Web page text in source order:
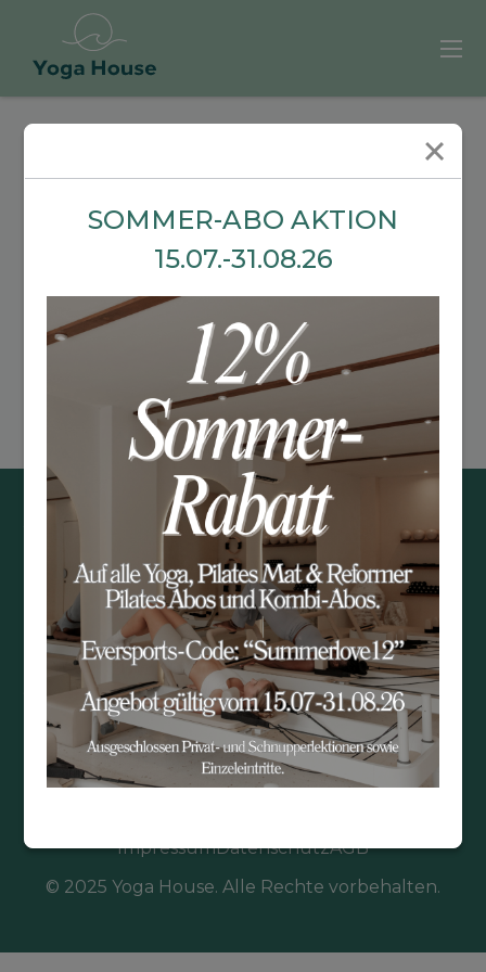
August 2026
Stundenplan & Booking
Landstrasse 3
5453 Busslingen (Remetschwil)
Kontakt:
+41 76 371 01 23
yoga-mirjam@gmx.ch
Folge uns:
ImpressumDatenschutzAGB
© 2025 Yoga House. Alle Rechte vorbehalten.
SOMMER-ABO AKTION
15.07.-31.08.26